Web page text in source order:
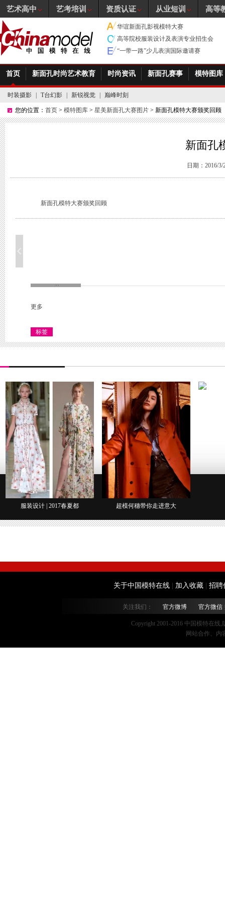
华谊新面孔影视模特大赛
高等院校服装设计及表演专业招生会
“一带一路”少儿表演国际邀请赛
首页 新面孔时尚艺术教育 时尚资讯 新面孔赛事 模特图库
时装摄影 T台幻影 新锐视觉 巅峰时刻
您的位置： 首页 > 模特图库 > 星美新面孔大赛图片 > 新面孔模特大赛颁奖回顾
新面孔
日期：2016/3/
新面孔模特大赛颁奖回顾
更多
标签
服装设计 | 2017春夏都 超模何穗带你走进意大
关于中国模特在线 加入收藏 招聘
关注我们： 官方微博 官方微信
Copyright 2001-2016 中国模特在线
网站合作、内
艺术高中 艺考培训 资质认证 从业短训 高等